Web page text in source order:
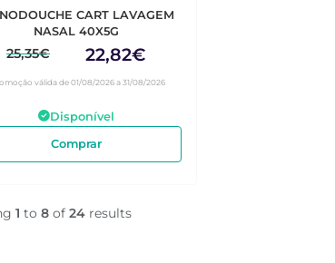
CART LAVAGEM
NASAL 40X5G
25,35€ 22,82€
válida de 01/08/2026 a 31/08/2026
Disponível
Comprar
1 to 8 of 24 results